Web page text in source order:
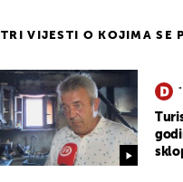
TRI VIJESTI O KOJIMA SE